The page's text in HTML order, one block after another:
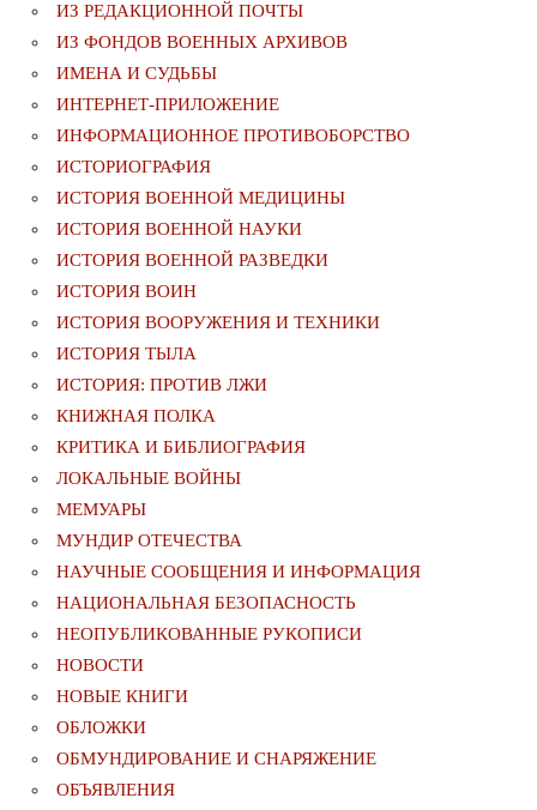
ИЗ РЕДАКЦИОННОЙ ПОЧТЫ
ИЗ ФОНДОВ ВОЕННЫХ АРХИВОВ
ИМЕНА И СУДЬБЫ
ИНТЕРНЕТ-ПРИЛОЖЕНИЕ
ИНФОРМАЦИОННОЕ ПРОТИВОБОРСТВО
ИСТОРИОГРАФИЯ
ИСТОРИЯ ВОЕННОЙ МЕДИЦИНЫ
ИСТОРИЯ ВОЕННОЙ НАУКИ
ИСТОРИЯ ВОЕННОЙ РАЗВЕДКИ
ИСТОРИЯ ВОИН
ИСТОРИЯ ВООРУЖЕНИЯ И ТЕХНИКИ
ИСТОРИЯ ТЫЛА
ИСТОРИЯ: ПРОТИВ ЛЖИ
КНИЖНАЯ ПОЛКА
КРИТИКА И БИБЛИОГРАФИЯ
ЛОКАЛЬНЫЕ ВОЙНЫ
МЕМУАРЫ
МУНДИР ОТЕЧЕСТВА
НАУЧНЫЕ СООБЩЕНИЯ И ИНФОРМАЦИЯ
НАЦИОНАЛЬНАЯ БЕЗОПАСНОСТЬ
НЕОПУБЛИКОВАННЫЕ РУКОПИСИ
НОВОСТИ
НОВЫЕ КНИГИ
ОБЛОЖКИ
ОБМУНДИРОВАНИЕ И СНАРЯЖЕНИЕ
ОБЪЯВЛЕНИЯ